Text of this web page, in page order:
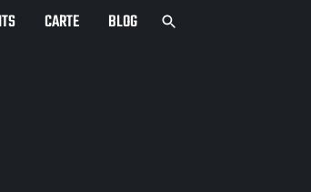
CARTE BLOG